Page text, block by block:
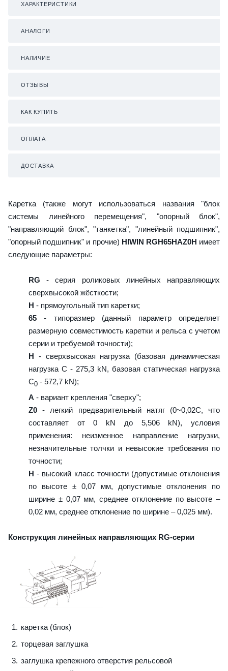
ХАРАКТЕРИСТИКИ
АНАЛОГИ
НАЛИЧИЕ
ОТЗЫВЫ
КАК КУПИТЬ
ОПЛАТА
ДОСТАВКА
Каретка (также могут использоваться названия "блок
системы линейного перемещения", "опорный блок",
"направляющий блок", "танкетка", "линейный подшипник",
"опорный подшипник" и прочие) HIWIN RGH65HAZ0H имеет
следующие параметры:
RG - серия роликовых линейных направляющих
сверхвысокой жёсткости;
H - прямоугольный тип каретки;
65 - типоразмер (данный параметр определяет
размерную совместимость каретки и рельса с учетом
серии и требуемой точности);
H - сверхвысокая нагрузка (базовая динамическая
нагрузка C - 275,3 kN, базовая статическая нагрузка
С0 - 572,7 kN);
A - вариант крепления "сверху";
Z0 - легкий предварительный натяг (0~0,02C, что
составляет от 0 kN до 5,506 kN), условия
применения: неизменное направление нагрузки,
незначительные толчки и невысокие требования по
точности;
H - высокий класс точности (допустимые отклонения
по высоте ± 0,07 мм, допустимые отклонения по
ширине ± 0,07 мм, среднее отклонение по высоте –
0,02 мм, среднее отклонение по ширине – 0,025 мм).
Конструкция линейных направляющих RG-серии
каретка (блок)
торцевая заглушка
заглушка крепежного отверстия рельсовой